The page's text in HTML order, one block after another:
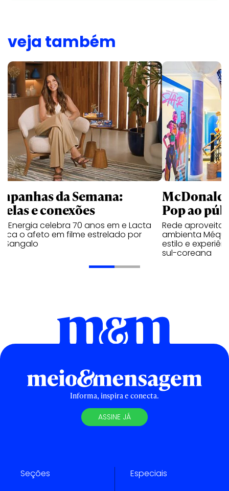
veja também
da Semana:
e conexões
Energia celebra 70 anos em e Lacta
o afeto em filme estrelado por
Sangalo
Pop ao
Rede aproveita
ambienta Méqui
estilo e
sul-coreana
Informa, inspira e conecta.
ASSINE JÁ
Seções Especiais